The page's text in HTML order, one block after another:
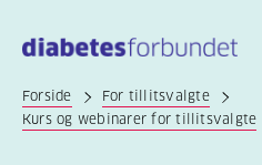
hovedinnhold
Forside
For tillitsvalgte
Kurs og webinarer for tillitsvalgte